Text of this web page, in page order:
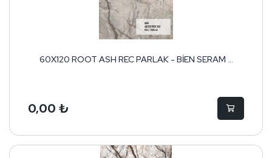
60X120 ROOT ASH REC PARLAK - BİEN SERAM ...
0,00 ₺